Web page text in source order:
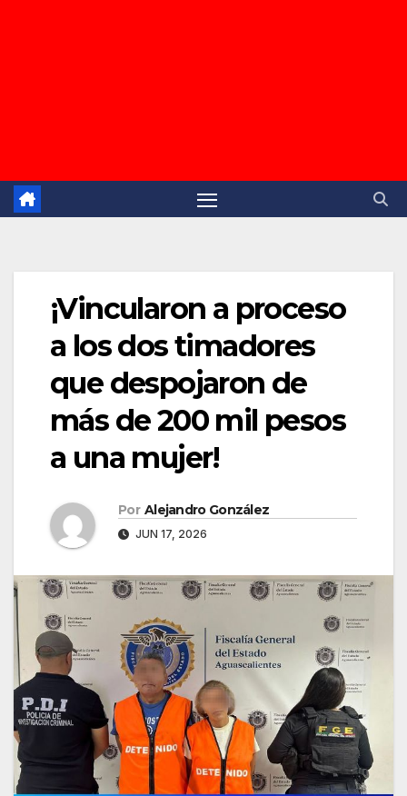
¡Vincularon a proceso
a los dos timadores
que despojaron de
más de 200 mil pesos
a una mujer!
Por Alejandro González
JUN 17, 2026